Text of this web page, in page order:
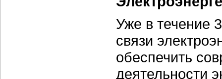
Уже в течение
связи
обеспечить
деятельности